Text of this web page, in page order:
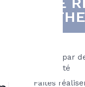
Passez par
Proximité
Faites